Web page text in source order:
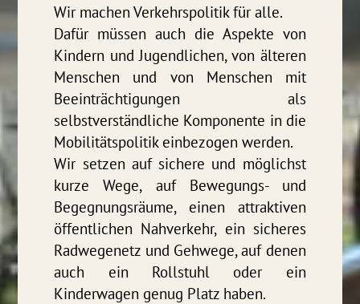
Wir machen Verkehrspolitik für alle.
Dafür müssen auch die Aspekte von
Kindern und Jugendlichen, von älteren
Menschen und von Menschen mit
Beeinträchtigungen als
selbstverständliche Komponente in die
Mobilitätspolitik einbezogen werden.
Wir setzen auf sichere und möglichst
kurze Wege, auf Bewegungs- und
Begegnungsräume, einen attraktiven
öffentlichen Nahverkehr, ein sicheres
Radwegenetz und Gehwege, auf denen
auch ein Rollstuhl oder ein
Kinderwagen genug Platz haben.